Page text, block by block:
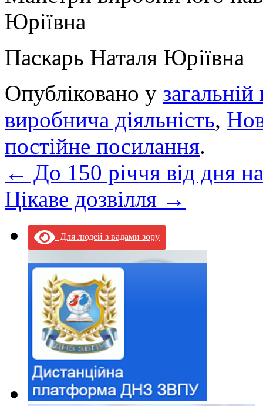
Юріївна
Паскарь Наталя Юріївна
Опубліковано у загальній
виробнича діяльність,
постійне посилання.
← До 150 річчя від дня
Цікаве дозвілля →
Для людей з вадами зору